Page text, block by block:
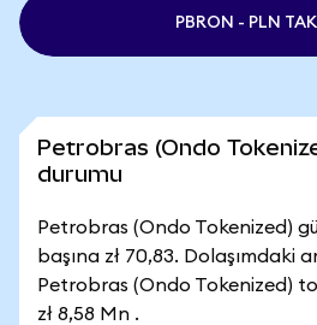
PBRON - PLN
Petrobras (Ondo
durumu
Petrobras (Ondo Tokenized)
başına zł 70,83. Dolaşımdaki
Petrobras (Ondo Tokenized)
zł 8,58 Mn .